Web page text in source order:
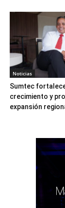
Noticias
Sumtec
crecimiento y
expansión